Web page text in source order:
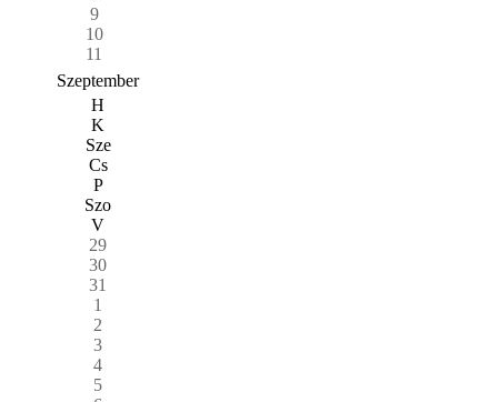
9
10
11
Szeptember
H
K
Sze
Cs
P
Szo
V
29
30
31
1
2
3
4
5